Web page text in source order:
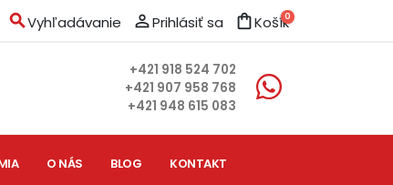
searchVyhľadávanie person_outlinePrihlásiť sa shopping_bagKošík0
+421 918 524 702
+421 907 958 768
+421 948 615 083
O NÁS BLOG KONTAKT